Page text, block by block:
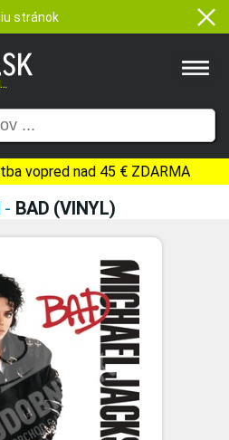
stránok
vopred nad 45 € ZDARMA
- BAD (VINYL)